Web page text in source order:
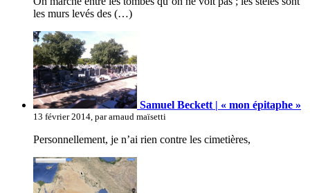
les murs levés des (…)
Samuel Beckett | « mon épitaphe »
13 février 2014, par arnaud maïsetti
Personnellement, je n’ai rien contre les cimetières,